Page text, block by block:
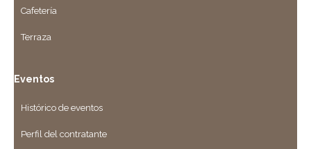
Cafetería
Terraza
Eventos
Histórico de eventos
Perfil del contratante